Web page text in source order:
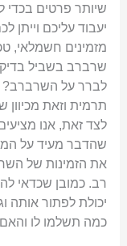
שיותר פרטים בכדי
יעבוד עליכם וייתן
מזמינים חשמלאי,
שרברב בשביל
לברר על השרברב?
תרמית וזאת מכיוון
לצד זאת, אנו
שהדבר מעיד על
את הזמינות של
רב. כמובן שכדאי
יכולת לפתור אותה
כמה תשלמו לו